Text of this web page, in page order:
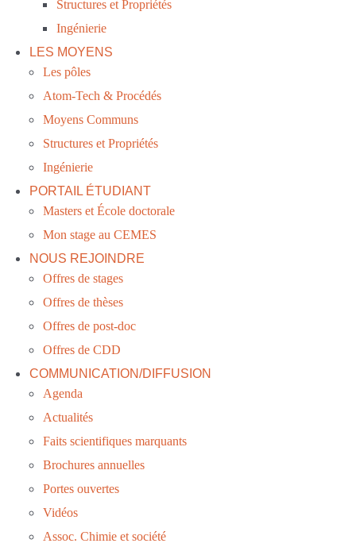
Structures et Propriétés
Ingénierie
LES MOYENS
Les pôles
Atom-Tech & Procédés
Moyens Communs
Structures et Propriétés
Ingénierie
PORTAIL ÉTUDIANT
Masters et École doctorale
Mon stage au CEMES
NOUS REJOINDRE
Offres de stages
Offres de thèses
Offres de post-doc
Offres de CDD
COMMUNICATION/DIFFUSION
Agenda
Actualités
Faits scientifiques marquants
Brochures annuelles
Portes ouvertes
Vidéos
Assoc. Chimie et société